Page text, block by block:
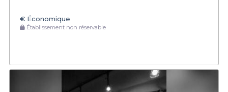
€ Économique
Établissement non réservable